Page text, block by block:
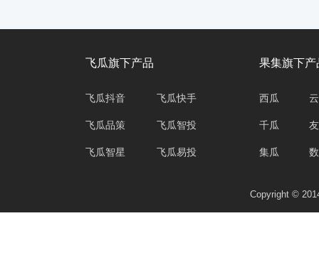
飞瓜旗下产品
飞瓜抖音
飞瓜品策
飞瓜智星
飞瓜快手
飞瓜智投
飞瓜易投
果集旗下产
西瓜
千瓜
集瓜
Copyright ©